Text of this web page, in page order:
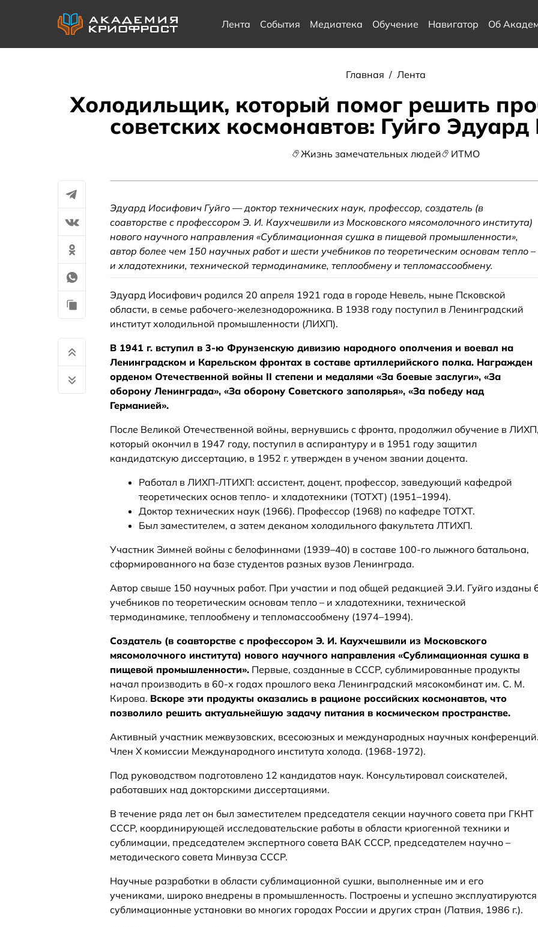
Лента События Медиатека Обучение Навигатор Об
Главная / Лента
Холодильщик, который помог решить
советских космонавтов: Гуйго
Жизнь замечательных людей ИТМО
Эдуард Иосифович Гуйго — доктор технических наук, профессор, создатель (в
соавторстве с профессором Э. И. Каухчешвили из Московского мясомолочного института)
нового научного направления «Сублимационная сушка в пищевой промышленности»,
автор более чем 150 научных работ и шести учебников по теоретическим основам тепло –
и хладотехники, технической термодинамике, теплообмену и тепломассообмену.
Эдуард Иосифович родился 20 апреля 1921 года в городе Невель, ныне Псковской
области, в семье рабочего-железнодорожника. В 1938 году поступил в Ленинградский
институт холодильной промышленности (ЛИХП).
В 1941 г. вступил в 3-ю Фрунзенскую дивизию народного ополчения и воевал на
Ленинградском и Карельском фронтах в составе артиллерийского полка. Награжден
орденом Отечественной войны II степени и медалями «За боевые заслуги», «За
оборону Ленинграда», «За оборону Советского заполярья», «За победу над
Германией».
После Великой Отечественной войны, вернувшись с фронта, продолжил обучение в ЛИХП,
который окончил в 1947 году, поступил в аспирантуру и в 1951 году защитил
кандидатскую диссертацию, в 1952 г. утвержден в ученом звании доцента.
Работал в ЛИХП-ЛТИХП: ассистент, доцент, профессор, заведующий кафедрой
теоретических основ тепло- и хладотехники (ТОТХТ) (1951–1994).
Доктор технических наук (1966). Профессор (1968) по кафедре ТОТХТ.
Был заместителем, а затем деканом холодильного факультета ЛТИХП.
Участник Зимней войны с белофиннами (1939–40) в составе 100-го лыжного батальона,
сформированного на базе студентов разных вузов Ленинграда.
Автор свыше 150 научных работ. При участии и под общей редакцией Э.И. Гуйго изданы
учебников по теоретическим основам тепло – и хладотехники, технической
термодинамике, теплообмену и тепломассообмену (1974–1994).
Создатель (в соавторстве с профессором Э. И. Каухчешвили из Московского
мясомолочного института) нового научного направления «Сублимационная сушка в
пищевой промышленности». Первые, созданные в СССР, сублимированные продукты
начал производить в 60‑х годах прошлого века Ленинградский мясокомбинат им. С. М.
Кирова. Вскоре эти продукты оказались в рационе российских космонавтов, что
позволило решить актуальнейшую задачу питания в космическом пространстве.
Активный участник межвузовских, всесоюзных и международных научных конференций.
Член X комиссии Международного института холода. (1968‑1972).
Под руководством подготовлено 12 кандидатов наук. Консультировал соискателей,
работавших над докторскими диссертациями.
В течение ряда лет он был заместителем председателя секции научного совета при ГКНТ
СССР, координирующей исследовательские работы в области криогенной техники и
сублимации, председателем экспертного совета ВАК СССР, председателем научно –
методического совета Минвуза СССР.
Научные разработки в области сублимационной сушки, выполненные им и его
учениками, широко внедрены в промышленность. Построены и успешно эксплуатируются
сублимационные установки во многих городах России и других стран (Латвия, 1986 г.).